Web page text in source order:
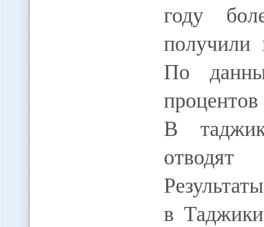
году
получили
По
В
в